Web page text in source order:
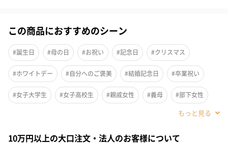
この商品におすすめのシーン
#誕生日 #母の日 #お祝い #記念日 #クリスマス
#ホワイトデー #自分へのご褒美 #結婚記念日 #卒業祝い
#女子大学生 #女子高校生 #親戚女性 #義母 #部下女性
#上司女性
#祖母 #母親 #妻 #女性 #女友達 #10代
10万円以上の大口注文・法人のお客様について